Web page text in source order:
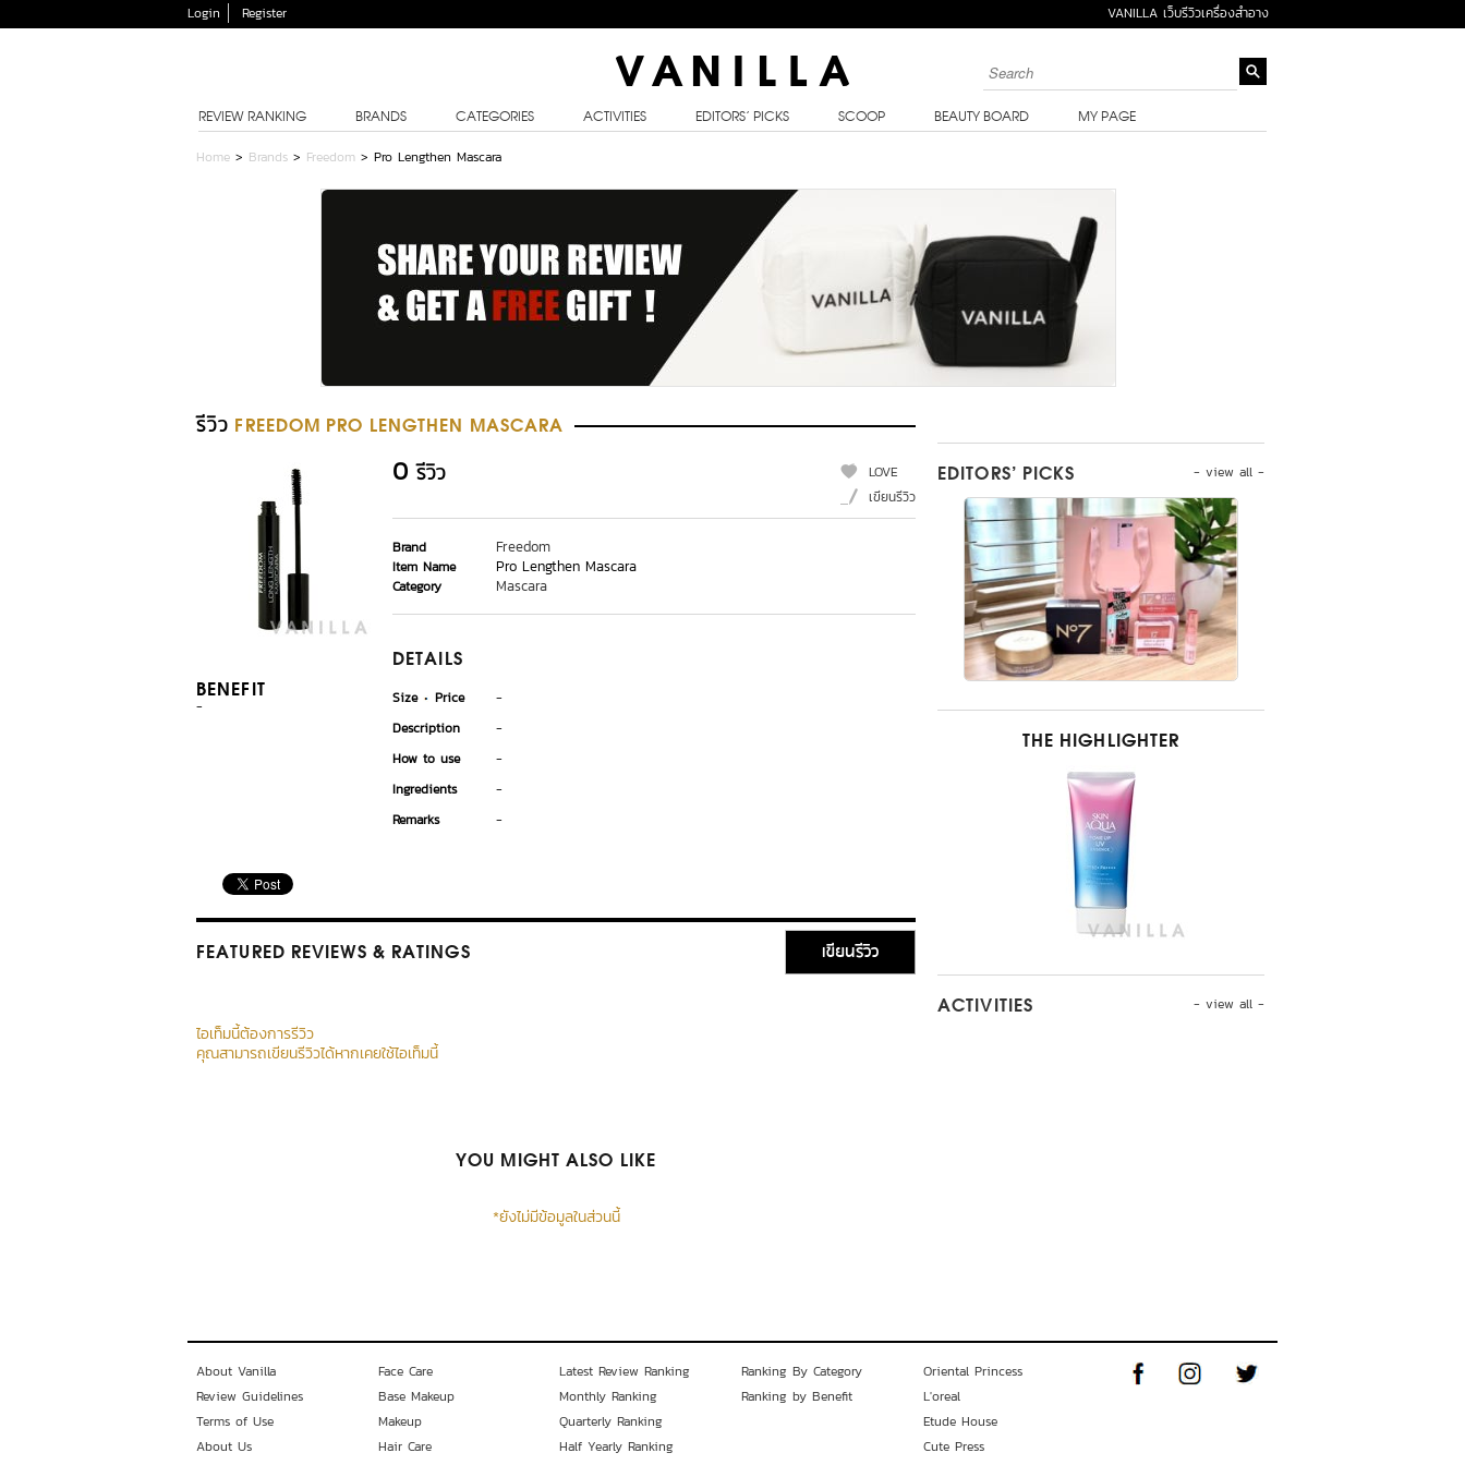
Login Register VANILLA เว็บรีวิวเครื่องสำอาง
REVIEW RANKING BRANDS CATEGORIES ACTIVITIES EDITORS’ PICKS SCOOP BEAUTY BOARD MY PAGE
Home > Brands > Freedom > Pro Lengthen Mascara
รีวิว FREEDOM PRO LENGTHEN MASCARA
BENEFIT
-
0 รีวิว
LOVE
เขียนรีวิว
Brand Freedom
Item Name Pro Lengthen Mascara
Category Mascara
DETAILS
Size Price
-
Description
-
How to use
-
Ingredients
-
Remarks
-
FEATURED REVIEWS & RATINGS เขียนรีวิว
ไอเท็มนี้ต้องการรีวิว
คุณสามารถเขียนรีวิวได้หากเคยใช้ไอเท็มนี้
YOU MIGHT ALSO LIKE
*ยังไม่มีข้อมูลในส่วนนี้
- view all -
EDITORS’ PICKS
THE HIGHLIGHTER
- view all -
ACTIVITIES
About Vanilla
Review Guidelines
Terms of Use
About Us
Face Care
Base Makeup
Makeup
Hair Care
Latest Review Ranking
Monthly Ranking
Quarterly Ranking
Half Yearly Ranking
Ranking By Category
Ranking by Benefit
Oriental Princess
L'oreal
Etude House
Cute Press